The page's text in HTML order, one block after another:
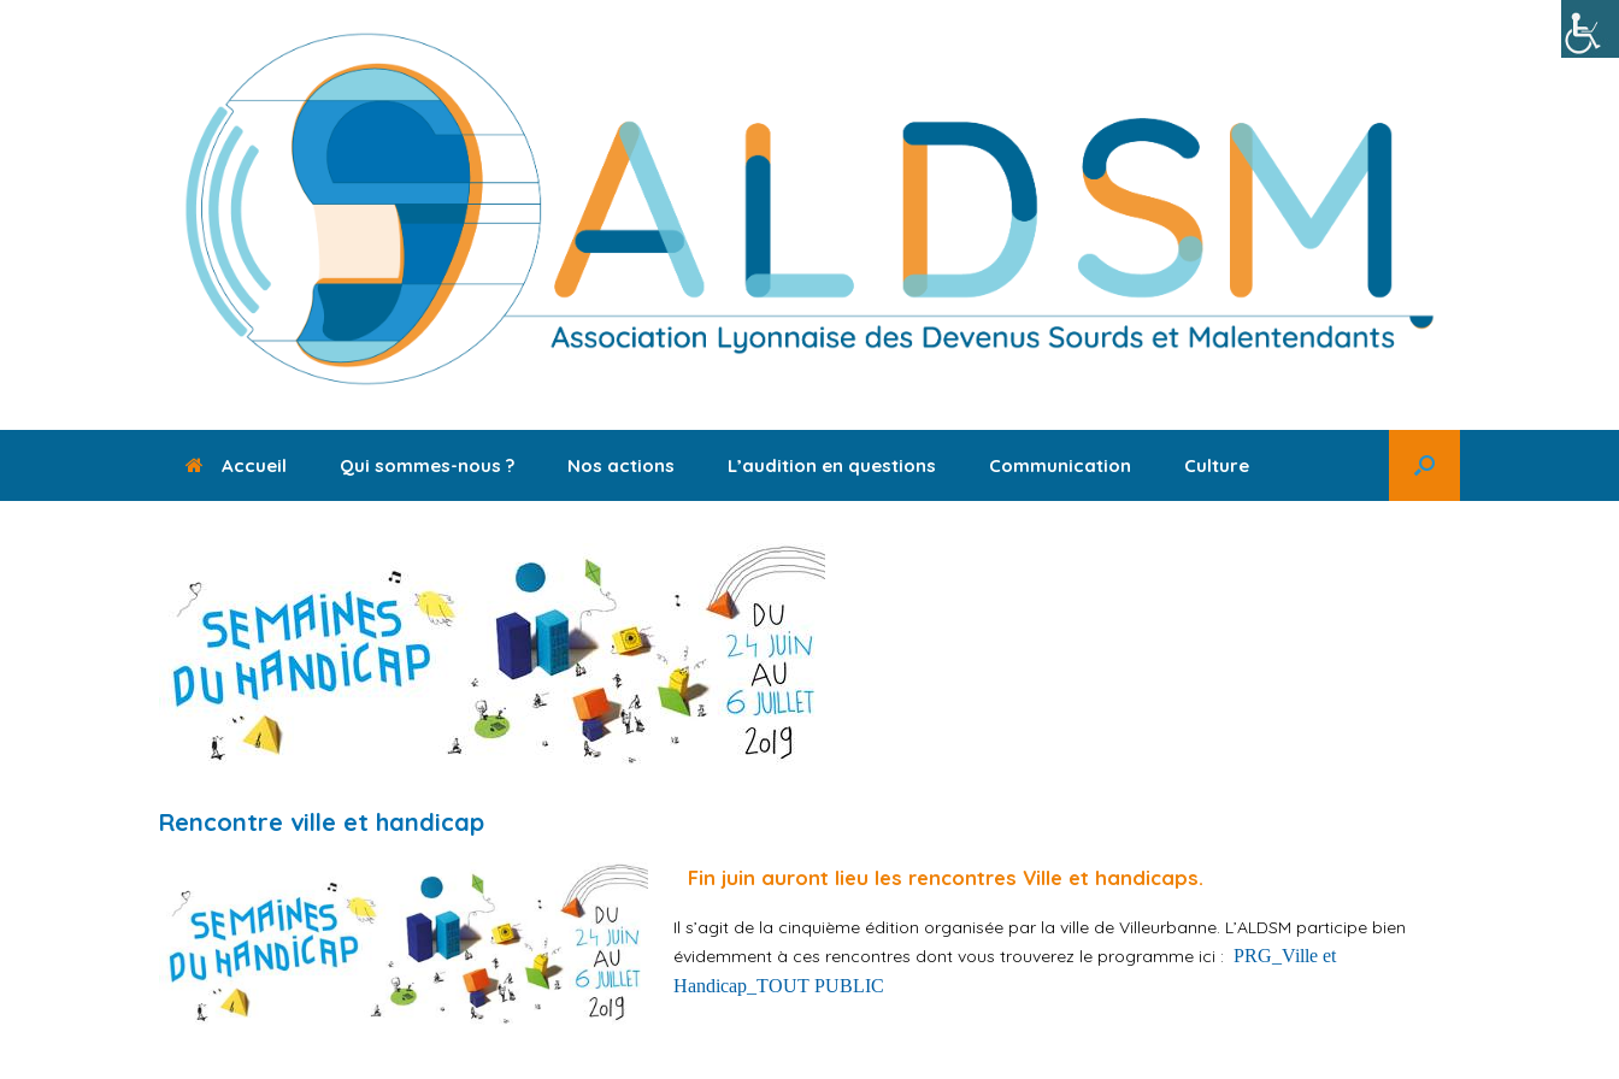
Accueil Qui sommes-nous ? Nos actions L’audition en questions Communication Culture
Rencontre ville et handicap
Fin juin auront lieu les rencontres Ville et handicaps.
Il s’agit de la cinquième édition organisée par la ville de Villeurbanne. L’ALDSM participe bien
évidemment à ces rencontres dont vous trouverez le programme ici : PRG_Ville et
Handicap_TOUT PUBLIC